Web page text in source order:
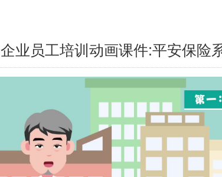
企业员工培训动画课件:平安保险